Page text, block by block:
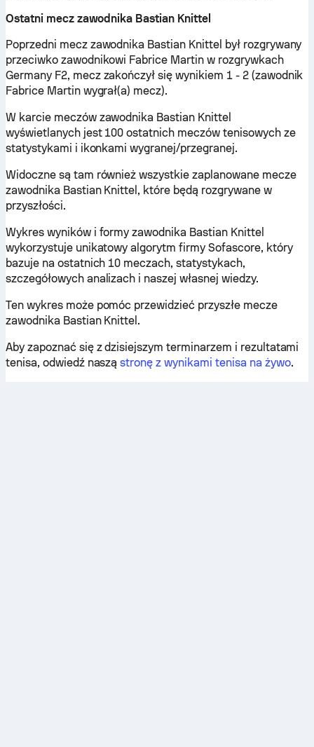
Ostatni mecz zawodnika Bastian Knittel
Poprzedni mecz zawodnika Bastian Knittel był rozgrywany
przeciwko zawodnikowi Fabrice Martin w rozgrywkach
Germany F2, mecz zakończył się wynikiem 1 - 2 (zawodnik
Fabrice Martin wygrał(a) mecz).
W karcie meczów zawodnika Bastian Knittel
wyświetlanych jest 100 ostatnich meczów tenisowych ze
statystykami i ikonkami wygranej/przegranej.
Widoczne są tam również wszystkie zaplanowane mecze
zawodnika Bastian Knittel, które będą rozgrywane w
przyszłości.
Wykres wyników i formy zawodnika Bastian Knittel
wykorzystuje unikatowy algorytm firmy Sofascore, który
bazuje na ostatnich 10 meczach, statystykach,
szczegółowych analizach i naszej własnej wiedzy.
Ten wykres może pomóc przewidzieć przyszłe mecze
zawodnika Bastian Knittel.
Aby zapoznać się z dzisiejszym terminarzem i rezultatami
tenisa, odwiedź nasząstronę z wynikami tenisa na żywo.